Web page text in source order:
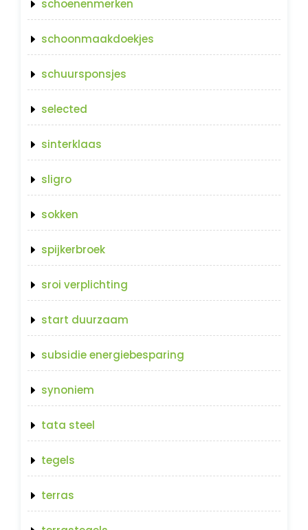
schoenenmerken
schoonmaakdoekjes
schuursponsjes
selected
sinterklaas
sligro
sokken
spijkerbroek
sroi verplichting
start duurzaam
subsidie energiebesparing
synoniem
tata steel
tegels
terras